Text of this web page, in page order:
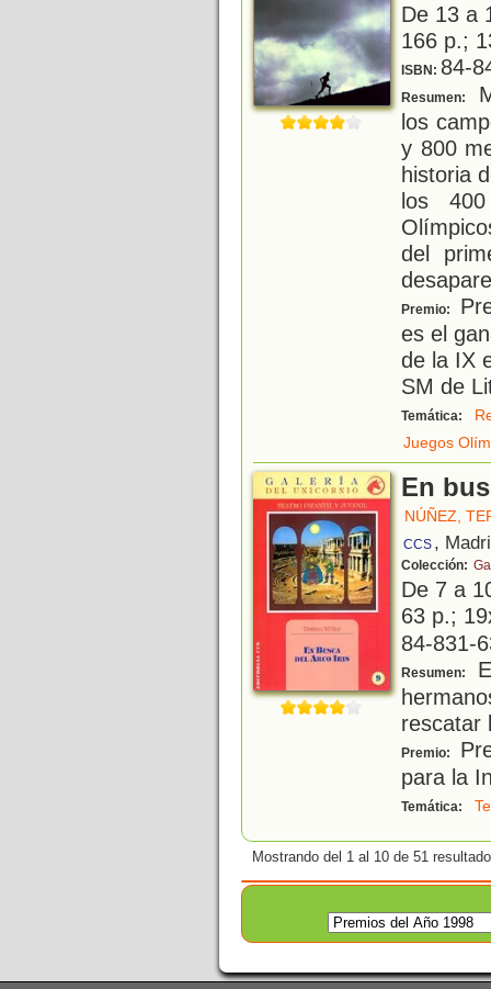
De 13 a
166 p.;
ISBN: 84-
Resumen:
los
y 800
historia
los
del
Premio:
es el
de la IX
SM de
Temática:
Juegos
En
NÚÑEZ,
CCS ,
Colección:
De 7 a
63 p.;
84-831-
Resumen:
rescatar
Premio:
para la
Temática:
Mostrando del 1 al 10 de 51